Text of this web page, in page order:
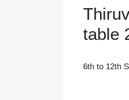
table
6th to 12th